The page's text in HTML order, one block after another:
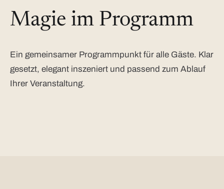
Magie im Programm
Ein gemeinsamer Programmpunkt für alle Gäste. Klar
gesetzt, elegant inszeniert und passend zum Ablauf
Ihrer Veranstaltung.